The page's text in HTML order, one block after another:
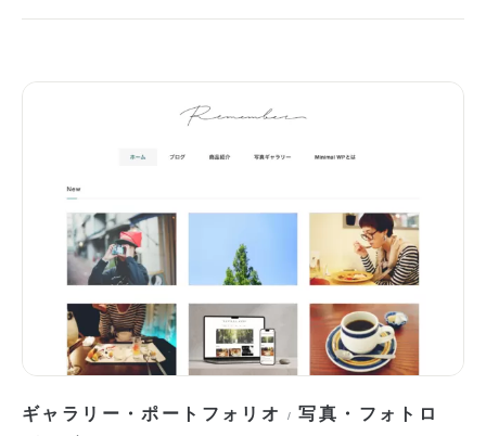
ギャラリー・ポートフォリオ /写真・フォトロ